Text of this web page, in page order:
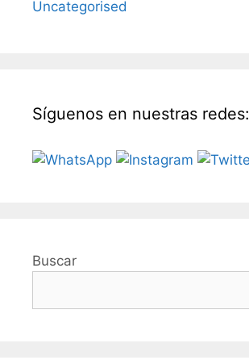
Uncategorised
Síguenos en nuestras redes:
Buscar